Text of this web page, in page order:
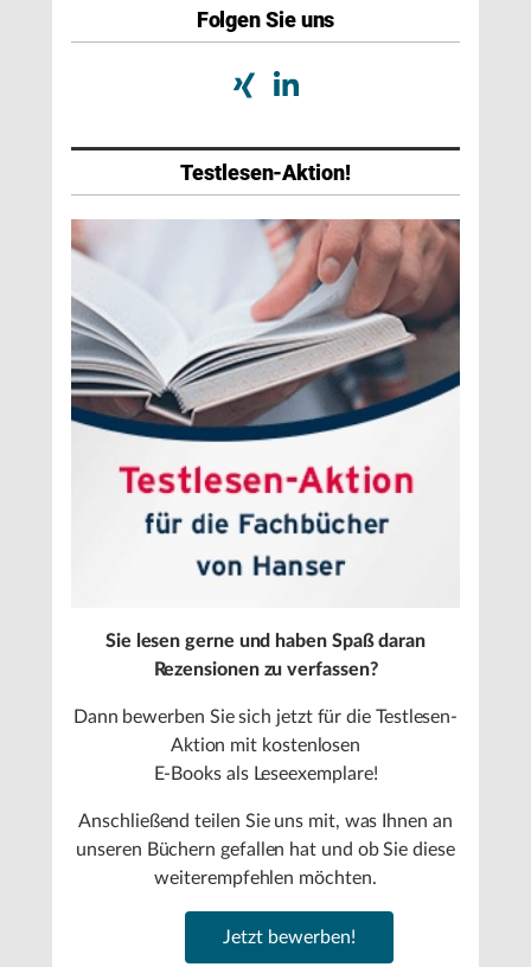
Folgen Sie uns
Testlesen-Aktion!
Sie lesen gerne und haben Spaß daran
Rezensionen zu verfassen?
Dann bewerben Sie sich jetzt für die Testlesen-
Aktion mit kostenlosen
E-Books als Leseexemplare!
Anschließend teilen Sie uns mit, was Ihnen an
unseren Büchern gefallen hat und ob Sie diese
weiterempfehlen möchten.
Jetzt bewerben!